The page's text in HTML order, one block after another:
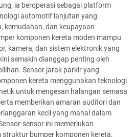
ia beroperasi sebagai platform
automotif lanjutan yang
kemudahan, dan keupayaan
komponen kereta moden mampu
kamera, dan sistem elektronik yang
semakin dianggap penting oleh
Sensor jarak parkir yang
kereta menggunakan teknologi
untuk mengesan halangan semasa
memberikan amaran auditori dan
kecil yang mahal dalam
sensor ini memerlukan
bumper komponen kereta,